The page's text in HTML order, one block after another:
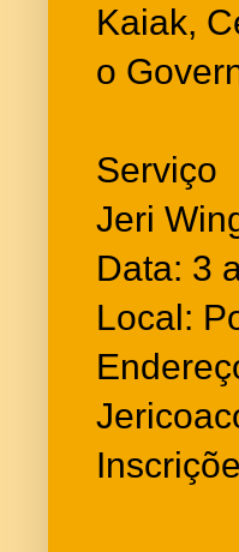
Kaiak,
o
Serviço
Jeri
Data: 3
Local: